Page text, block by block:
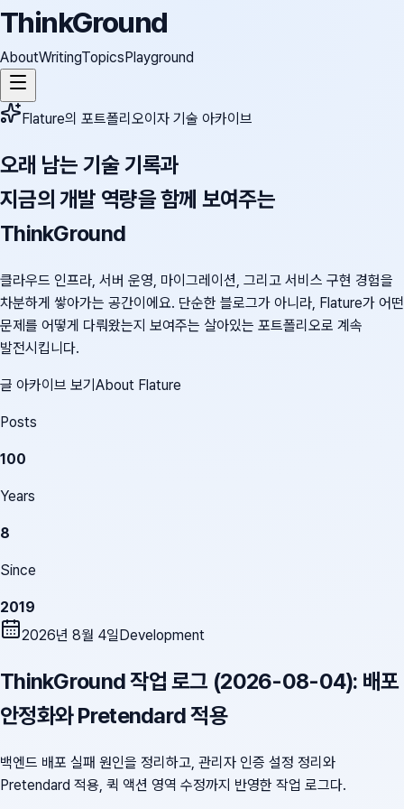
ThinkGround
AboutWritingTopicsPlayground
Flature의 포트폴리오이자 기술 아카이브
오래 남는 기술 기록과
지금의 개발 역량을 함께 보여주는
ThinkGround
클라우드 인프라, 서버 운영, 마이그레이션, 그리고 서비스 구현 경험을
차분하게 쌓아가는 공간이에요. 단순한 블로그가 아니라, Flature가 어떤
문제를 어떻게 다뤄왔는지 보여주는 살아있는 포트폴리오로 계속
발전시킵니다.
글 아카이브 보기 About Flature
Posts
100
Years
8
Since
2019
2026년 8월 4일Development
ThinkGround 작업 로그 (2026-08-04): 배포
안정화와 Pretendard 적용
백엔드 배포 실패 원인을 정리하고, 관리자 인증 설정 정리와
Pretendard 적용, 퀵 액션 영역 수정까지 반영한 작업 로그다.